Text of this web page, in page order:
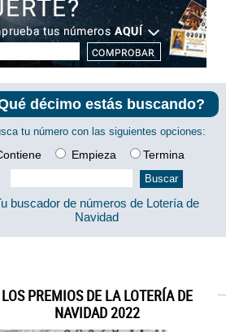
décimo estás buscando?
tu número con las siguientes opciones:
Empieza Termina
buscador de números de Lotería de
Navidad
LOS PREMIOS DE LA LOTERÍA DE
NAVIDAD 2022